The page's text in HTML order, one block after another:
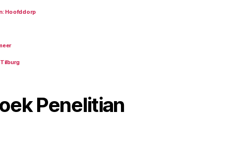
Hoofddorp
Penelitian